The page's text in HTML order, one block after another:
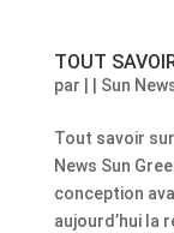
TOUT
par Sun
Tout savoir
News Sun
conception
aujourd’hui la